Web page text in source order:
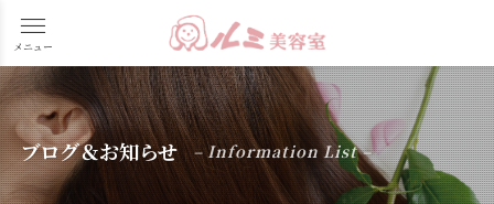
メニュー
ブログ＆お知らせ – Information List –